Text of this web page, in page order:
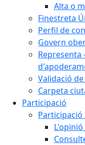
Alta o
Finestreta
Perfil de
Govern
Validació
Carpeta
Participació